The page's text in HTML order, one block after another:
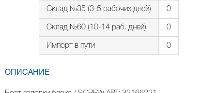
Склад №35 (3-5 рабочих дней)
Склад №60 (10-14 раб. дней)
Импорт в пути
0
0
0
ОПИСАНИЕ